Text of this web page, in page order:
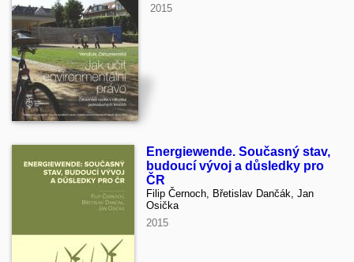
2015
Energiewende. Současný stav,
budoucí vývoj a důsledky pro
ČR
Filip Černoch, Břetislav Dančák, Jan
Osička
2015